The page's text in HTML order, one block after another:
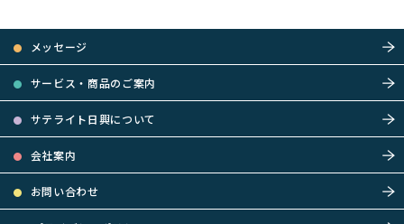
メッセージ
サービス・商品のご案内
サテライト日興について
会社案内
お問い合わせ